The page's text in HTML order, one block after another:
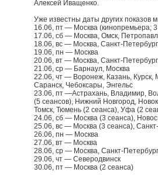
Алексей Иващенко.
Уже известны даты других показов
16.06, пт — Москва (кинопремьера;
17.06, сб — Москва, Омск,
18.06, вс — Москва, Санкт-Петербург
19.06, пн — Москва
20.06, вт — Москва, Санкт-Петербург
21.06, ср — Барнаул, Москва
22.06, чт — Воронеж, Казань,
Саранск, Чебоксары, Энгельс
23.06, пт —Астрахань, Владимир,
(5 сеансов), Нижний Новгород,
Томск, Тюмень (2 сеанса), Уфа (2
24.06, сб — Москва (3 сеанса),
25.06, вс — Москва (3 сеанса),
26.06, пн — Москва
27.06, вт — Москва
28.06, ср — Москва, Санкт-Петербург
29.06, чт — Северодвинск
30.06, пт — Москва (2 сеанса)